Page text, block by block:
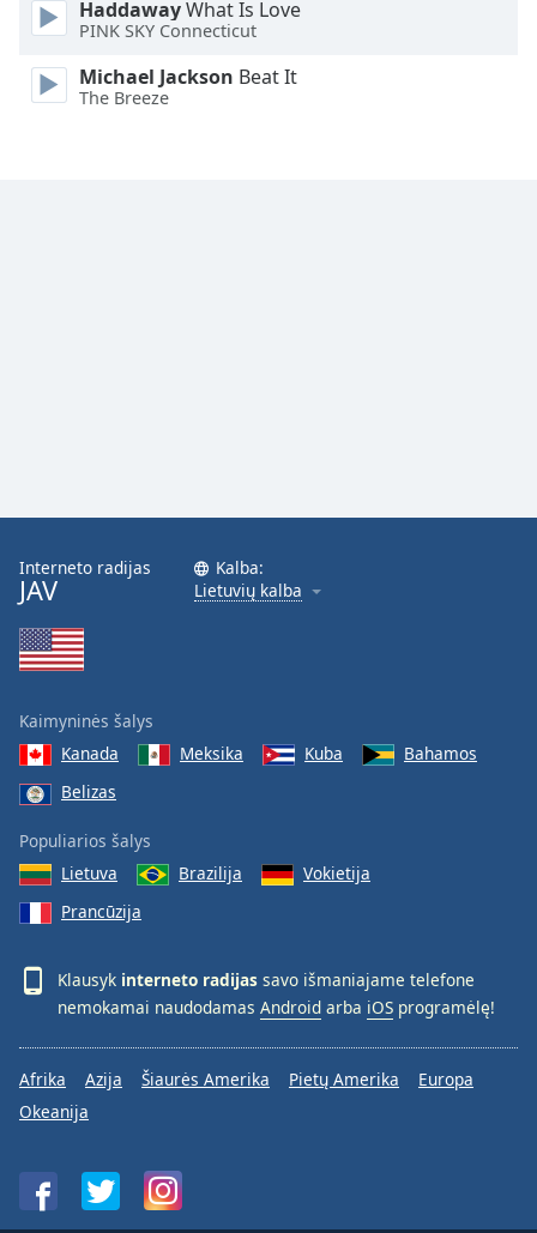
Edge
Style
HaddawayWhat Is Love
PINK SKY Connecticut
Michael Jackson Beat It
The Breeze
Interneto radijas
JAV
Kalba:
Lietuvių kalba
Kaimyninės šalys
Kanada
Meksika Kuba
Bahamos
Belizas
Populiarios šalys
Lietuva
Brazilija
Vokietija
Prancūzija
Klausyk interneto radijas savo išmaniajame telefone
nemokamai naudodamas Android arba iOS programėlę!
Afrika Azija Šiaurės Amerika Pietų Amerika
Europa
Okeanija